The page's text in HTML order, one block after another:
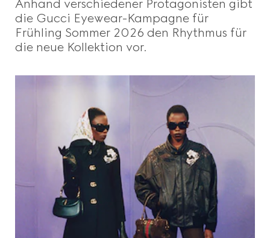
Anhand verschiedener Protagonisten gibt
die Gucci Eyewear-Kampagne für
Frühling Sommer 2026 den Rhythmus für
die neue Kollektion vor.